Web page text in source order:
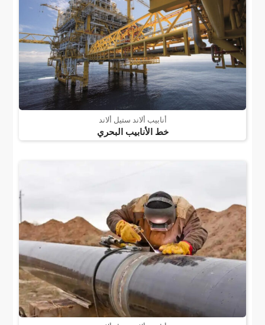
أنابيب ألاند ستيل ألاند
خط الأنابيب البحري